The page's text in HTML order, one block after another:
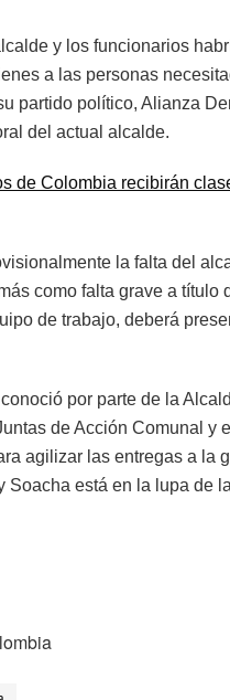
y los funcionarios
a las personas
partido político, Alianza
del actual alcalde.
de Colombia recibirán
la falta del
como falta grave a título
de trabajo, deberá
por parte de la
de Acción Comunal y
agilizar las entregas a la
Soacha está en la lupa de